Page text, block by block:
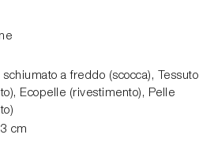
schiumato a freddo (scocca), Tessuto
Ecopelle (rivestimento), Pelle
cm